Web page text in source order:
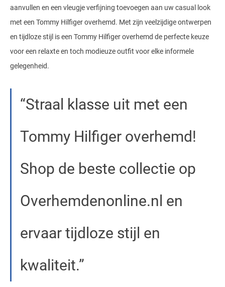
aanvullen en een vleugje verfijning toevoegen aan uw casual look
met een Tommy Hilfiger overhemd. Met zijn veelzijdige ontwerpen
en tijdloze stijl is een Tommy Hilfiger overhemd de perfecte keuze
voor een relaxte en toch modieuze outfit voor elke informele
gelegenheid.
Straal klasse uit met een
Tommy Hilfiger overhemd!
Shop de beste collectie op
Overhemdenonline.nl en
ervaar tijdloze stijl en
kwaliteit.